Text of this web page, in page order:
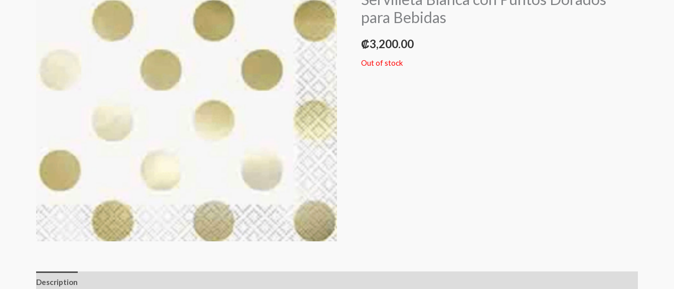
para Bebidas
₡3,200.00
Out of stock
Description